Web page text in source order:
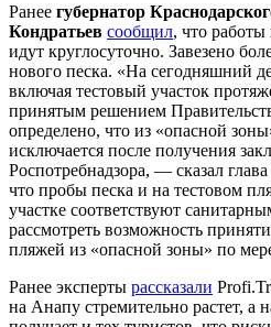
Ранее губернатор
Кондратьев сообщил, что
идут круглосуточно. Завезено
нового песка. «На сегодняшний
включая тестовый участок
принятым решением
определено, что из «опасной
исключается после получения
Роспотребнадзора, — сказал
что пробы песка и на тестовом
участке соответствуют
рассмотреть возможность
пляжей из «опасной зоны» по
Ранее эксперты рассказали
на Анапу стремительно растет, а